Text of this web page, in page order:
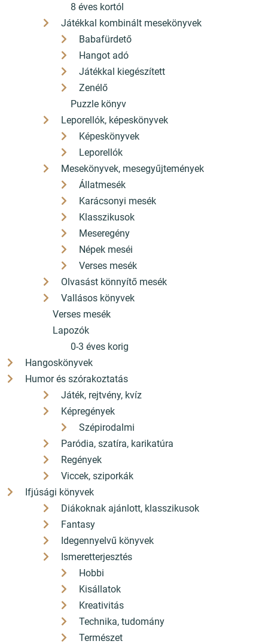
8 éves kortól
Játékkal kombinált mesekönyvek
Babafürdető
Hangot adó
Játékkal kiegészített
Zenélő
Puzzle könyv
Leporellók, képeskönyvek
Képeskönyvek
Leporellók
Mesekönyvek, mesegyűjtemények
Állatmesék
Karácsonyi mesék
Klasszikusok
Meseregény
Népek meséi
Verses mesék
Olvasást könnyítő mesék
Vallásos könyvek
Verses mesék
Lapozók
0-3 éves korig
Hangoskönyvek
Humor és szórakoztatás
Játék, rejtvény, kvíz
Képregények
Szépirodalmi
Paródia, szatíra, karikatúra
Regények
Viccek, sziporkák
Ifjúsági könyvek
Diákoknak ajánlott, klasszikusok
Fantasy
Idegennyelvű könyvek
Ismeretterjesztés
Hobbi
Kisállatok
Kreativitás
Technika, tudomány
Természet